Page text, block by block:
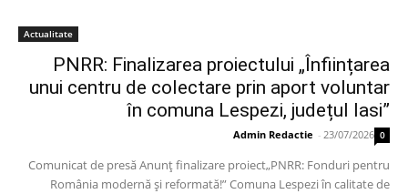
Actualitate
PNRR: Finalizarea proiectului „Înființarea
unui centru de colectare prin aport voluntar
în comuna Lespezi, județul Iasi”
Admin Redactie - 23/07/2026 0
Comunicat de presă Anunț finalizare proiect„PNRR: Fonduri pentru
România modernă și reformată!” Comuna Lespezi în calitate de